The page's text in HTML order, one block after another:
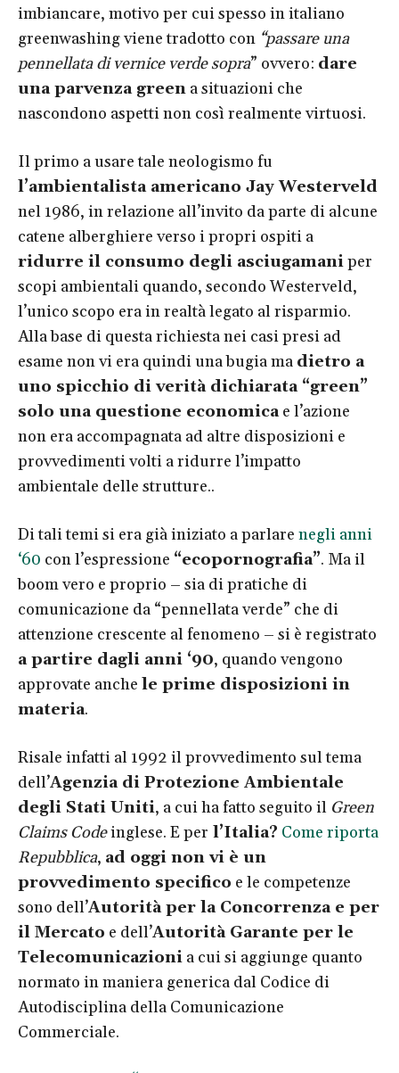
imbiancare, motivo per cui spesso in italiano
greenwashing viene tradotto con “passare una
pennellata di vernice verde sopra” ovvero: dare
una parvenza green a situazioni che
nascondono aspetti non così realmente virtuosi.
Il primo a usare tale neologismo fu
l’ambientalista americano Jay Westerveld
nel 1986, in relazione all’invito da parte di alcune
catene alberghiere verso i propri ospiti a
ridurre il consumo degli asciugamaniper
scopi ambientali quando, secondo Westerveld,
l’unico scopo era in realtà legato al risparmio.
Alla base di questa richiesta nei casi presi ad
esame non vi era quindi una bugia ma dietro a
uno spicchio di verità dichiarata “green”
solo una questione economicae l’azione
non era accompagnata ad altre disposizioni e
provvedimenti volti a ridurre l’impatto
ambientale delle strutture..
Di tali temi si era già iniziato a parlare negli anni
‘60 con l’espressione “ecopornografia”. Ma il
boom vero e proprio – sia di pratiche di
comunicazione da “pennellata verde” che di
attenzione crescente al fenomeno – si è registrato
a partire dagli anni ‘90, quando vengono
approvate anche le prime disposizioni in
materia.
Risale infatti al 1992 il provvedimento sul tema
dell’Agenzia di Protezione Ambientale
degli Stati Uniti, a cui ha fatto seguito il Green
Claims Codeinglese. E per l’Italia? Come riporta
Repubblica, ad oggi non vi è un
provvedimento specifico e le competenze
sono dell’Autorità per la Concorrenza e per
il Mercato e dell’Autorità Garante per le
Telecomunicazioni a cui si aggiunge quanto
normato in maniera generica dal Codice di
Autodisciplina della Comunicazione
Commerciale.